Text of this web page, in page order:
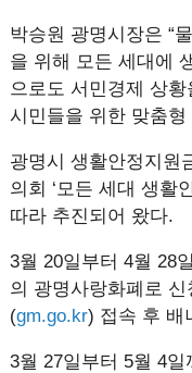
박승원 광명시장은 “
을 위해 모든 세대에
으로도 서민경제 상
시민들을 위한 맞춤
광명시 생활안정지원
의회 ‘모든 세대 생활
따라 추진되어 왔다.
3월 20일부터 4월 28
의 광명사랑화폐로
(gm.go.kr) 접속 후 배
3월 27일부터 5월 4